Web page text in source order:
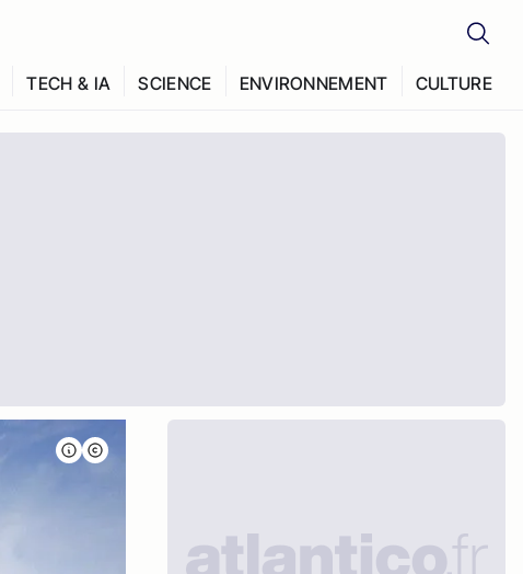
TECH & IA SCIENCE ENVIRONNEMENT CULTURE